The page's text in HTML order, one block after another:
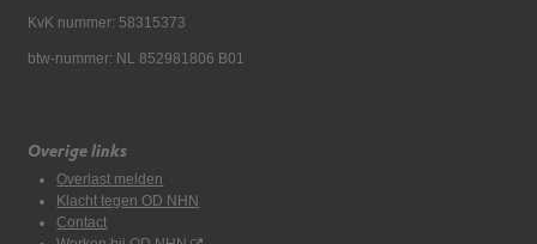
KvK nummer: 58315373
btw-nummer: NL 852981806 B01
Overige links
Overlast melden
Klacht tegen OD NHN
Contact